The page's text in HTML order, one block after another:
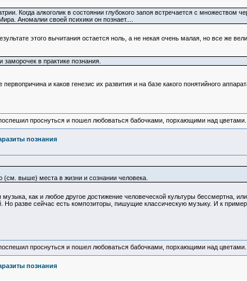
Когда алкоголик в состоянии глубокого запоя встречается с множеством
Аномалии своей психики он познает....
этого вычитания остается ноль, а не некая очень малая, но все же
в практике познания.
и каков генезис их развития и на базе какого понятийного
проснуться и пошел любоваться бабочками, порхающими над цветами.
познания
(см. выше) места в жизни и сознании человека.
музыка, как и любое другое достижение человеческой культуры бессмертна,
Но разве сейчас есть композиторы, пишущие классическую музыку. И к
проснуться и пошел любоваться бабочками, порхающими над цветами.
познания